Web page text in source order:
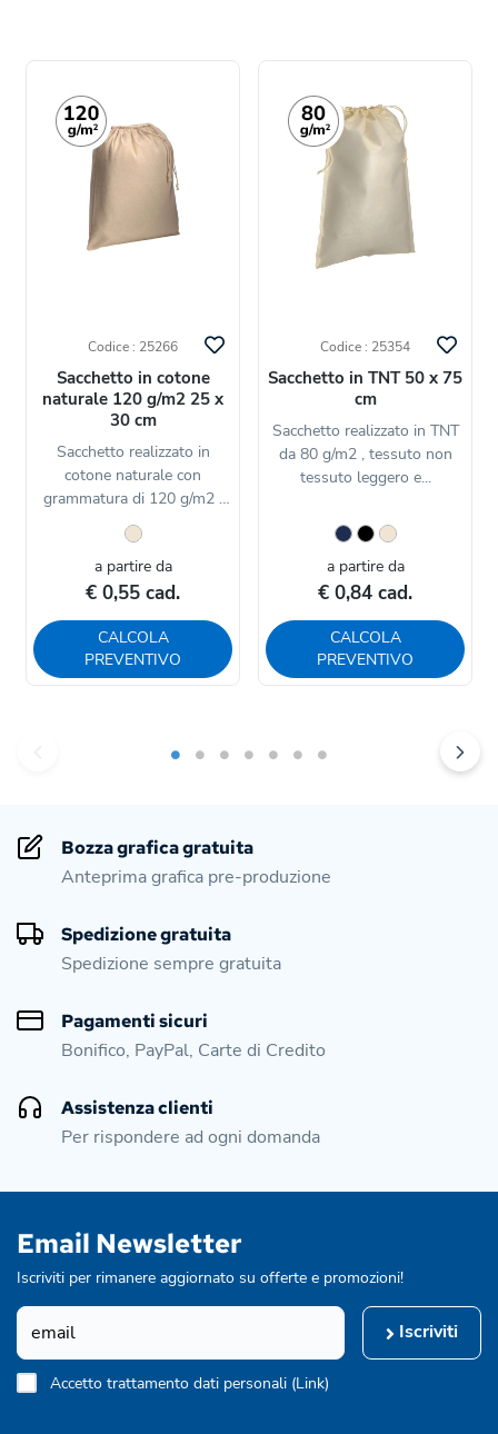
Codice : 25266
Sacchetto in cotone
naturale 120 g/m2 25 x
30 cm
Sacchetto realizzato in
cotone naturale con
grammatura di 120 g/m2 ,
dotato...
a partire da
€ 0,55 cad.
CALCOLA
PREVENTIVO
Codice : 25354
Sacchetto in TNT 50 x 75
cm
Sacchetto realizzato in TNT
da 80 g/m2 , tessuto non
tessuto leggero e...
a partire da
€ 0,84 cad.
CALCOLA
PREVENTIVO
Bozza grafica gratuita
Anteprima grafica pre-produzione
Spedizione gratuita
Spedizione sempre gratuita
Pagamenti sicuri
Bonifico, PayPal, Carte di Credito
Assistenza clienti
Per rispondere ad ogni domanda
Email Newsletter
Iscriviti per rimanere aggiornato su offerte e promozioni!
Iscriviti
Accetto trattamento dati personali (Link)